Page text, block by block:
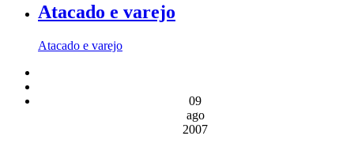
Atacado e varejo
Atacado e varejo
09
ago
2007